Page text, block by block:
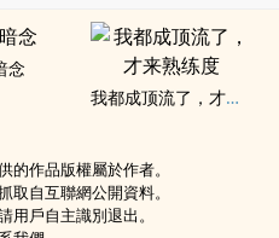
念
我都成顶流了，才来熟练度
作品版權屬於作者。
自互聯網公開資料。
戶自主識別退出。